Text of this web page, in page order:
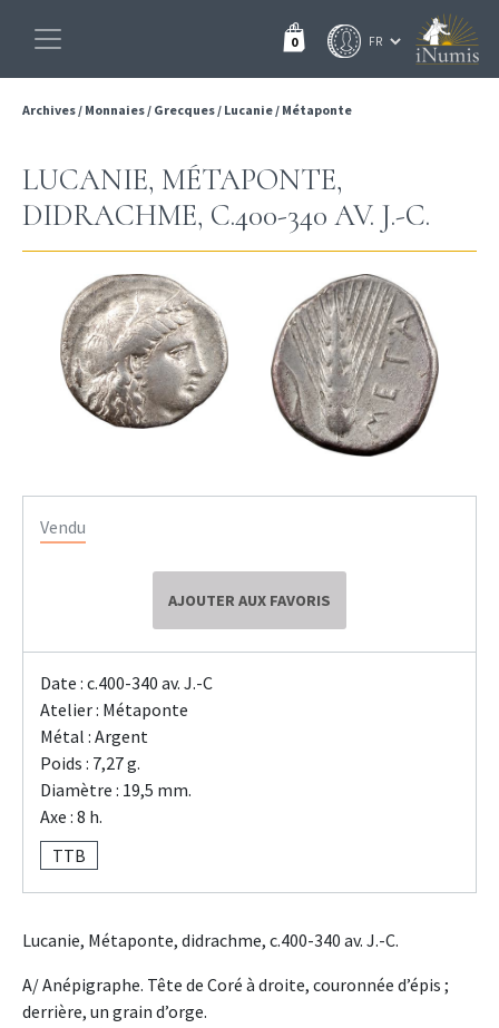
0
Archives/ Monnaies/ Grecques/ Lucanie/ Métaponte
LUCANIE, MÉTAPONTE,
DIDRACHME, C.400-340 AV. J.-C.
Vendu
AJOUTER AUX FAVORIS
Date : c.400-340 av. J.-C
Atelier : Métaponte
Métal : Argent
Poids : 7,27 g.
Diamètre : 19,5 mm.
Axe : 8 h.
TTB
Lucanie, Métaponte, didrachme, c.400-340 av. J.-C.
A/ Anépigraphe. Tête de Coré à droite, couronnée d’épis ;
derrière, un grain d’orge.